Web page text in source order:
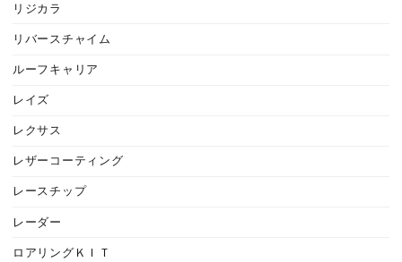
リジカラ
リバースチャイム
ルーフキャリア
レイズ
レクサス
レザーコーティング
レースチップ
レーダー
ロアリングＫＩＴ